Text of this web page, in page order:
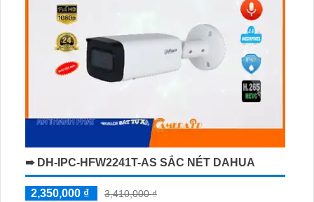
➠ DH-IPC-HFW2241T-AS SẮC NÉT DAHUA
2,350,000 ₫
3,410,000 ₫